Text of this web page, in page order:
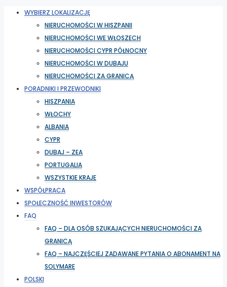
WYBIERZ LOKALIZACJĘ
NIERUCHOMOŚCI W HISZPANII
NIERUCHOMOŚCI WE WŁOSZECH
NIERUCHOMOŚCI CYPR PÓŁNOCNY
NIERUCHOMOŚCI W DUBAJU
NIERUCHOMOŚCI ZA GRANICĄ
PORADNIKI I PRZEWODNIKI
HISZPANIA
WŁOCHY
ALBANIA
CYPR
DUBAJ – ZEA
PORTUGALIA
WSZYSTKIE KRAJE
WSPÓŁPRACA
SPOŁECZNOŚĆ INWESTORÓW
FAQ
FAQ – DLA OSÓB SZUKAJĄCYCH NIERUCHOMOŚCI ZA
GRANICĄ
FAQ – NAJCZĘŚCIEJ ZADAWANE PYTANIA O ABONAMENT NA
SOLYMARE
POLSKI